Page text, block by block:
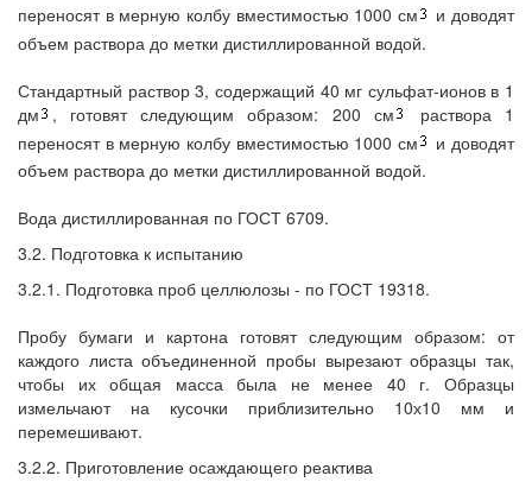
переносят в мерную колбу вместимостью 1000 см
и доводят
объем раствора до метки дистиллированной водой.
Стандартный раствор 3, содержащий 40 мг сульфат-ионов в 1
дм
, готовят следующим образом: 200 см
раствора 1
переносят в мерную колбу вместимостью 1000 см
и доводят
объем раствора до метки дистиллированной водой.
Вода дистиллированная по ГОСТ 6709.
3.2. Подготовка к испытанию
3.2.1. Подготовка проб целлюлозы - по ГОСТ 19318.
Пробу бумаги и картона готовят следующим образом: от
каждого листа объединенной пробы вырезают образцы так,
чтобы их общая масса была не менее 40 г. Образцы
измельчают на кусочки приблизительно 10х10 мм и
перемешивают.
3.2.2. Приготовление осаждающего реактива